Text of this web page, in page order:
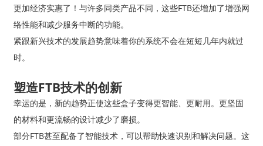
更加经济实惠了！与许多同类产品不同，这些FTB还增加了增强网
络性能和减少服务中断的功能。
紧跟新兴技术的发展趋势意味着你的系统不会在短短几年内就过
时。
塑造FTB技术的创新
幸运的是，新的趋势正使这些盒子变得更智能、更耐用。更坚固
的材料和更流畅的设计减少了磨损。
部分FTB甚至配备了智能技术，可以帮助快速识别和解决问题。这